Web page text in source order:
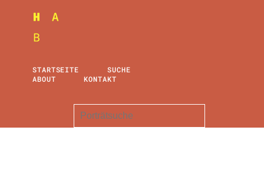
STARTSEITE
SUCHE
ABOUT
KONTAKT